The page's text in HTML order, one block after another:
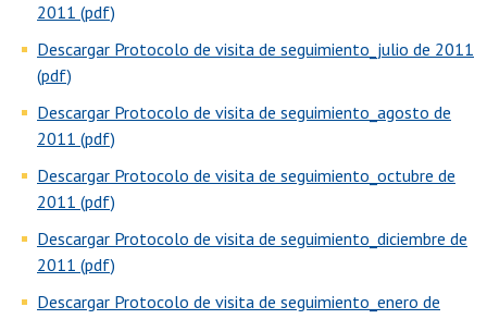
2011 (pdf)
Descargar Protocolo de visita de seguimiento_julio de 2011
(pdf)
Descargar Protocolo de visita de seguimiento_agosto de
2011 (pdf)
Descargar Protocolo de visita de seguimiento_octubre de
2011 (pdf)
Descargar Protocolo de visita de seguimiento_diciembre de
2011 (pdf)
Descargar Protocolo de visita de seguimiento_enero de